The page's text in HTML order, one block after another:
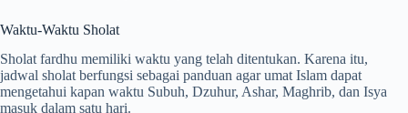
Waktu-Waktu Sholat
Sholat fardhu memiliki waktu yang telah ditentukan. Karena itu,
jadwal sholat berfungsi sebagai panduan agar umat Islam dapat
mengetahui kapan waktu Subuh, Dzuhur, Ashar, Maghrib, dan Isya
masuk dalam satu hari.